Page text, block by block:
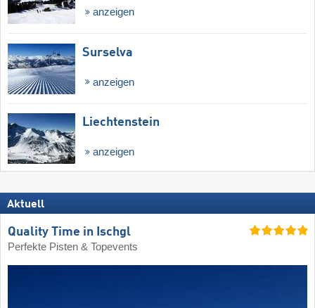
anzeigen
Surselva
anzeigen
Liechtenstein
anzeigen
Aktuell
Quality Time in Ischgl
Perfekte Pisten & Topevents